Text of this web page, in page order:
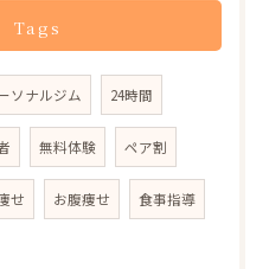
Tags
ソナルジム 24時間
無料体験 ペア割
せ お腹痩せ 食事指導